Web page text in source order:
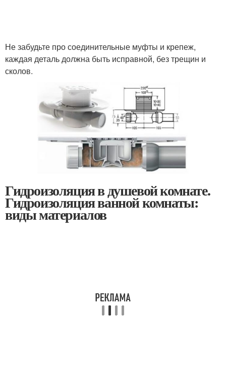
Не забудьте про соединительные муфты и крепеж,
каждая деталь должна быть исправной, без трещин и
сколов.
Гидроизоляция в душевой комнате.
Гидроизоляция ванной комнаты:
виды материалов